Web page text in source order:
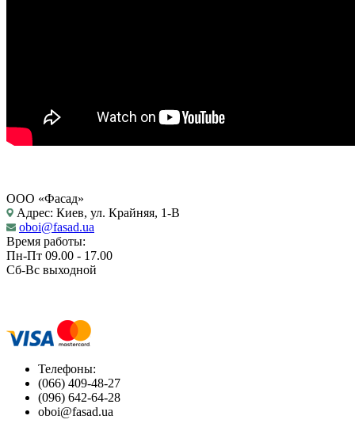
ООО «Фасад»
Адрес: Киев, ул. Крайняя, 1-В
oboi@fasad.ua
Время работы:
Пн-Пт 09.00 - 17.00
Сб-Вс выходной
Телефоны:
(066) 409-48-27
(096) 642-64-28
oboi@fasad.ua